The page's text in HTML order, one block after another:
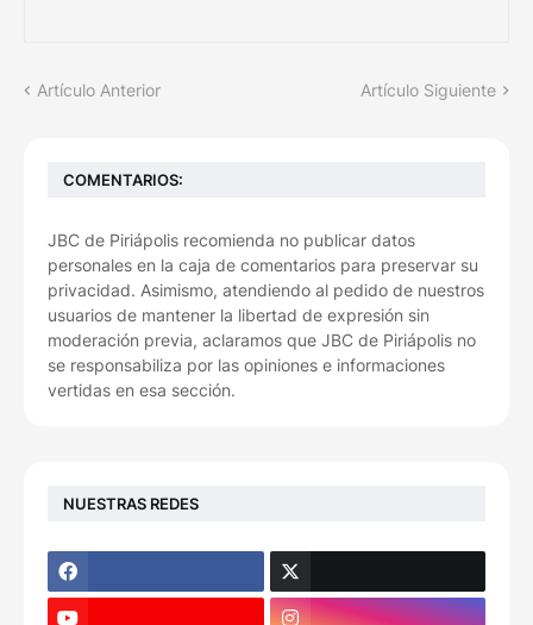
Artículo Anterior Artículo Siguiente
COMENTARIOS:
JBC de Piriápolis recomienda no publicar datos
personales en la caja de comentarios para preservar su
privacidad. Asimismo, atendiendo al pedido de nuestros
usuarios de mantener la libertad de expresión sin
moderación previa, aclaramos que JBC de Piriápolis no
se responsabiliza por las opiniones e informaciones
vertidas en esa sección.
NUESTRAS REDES